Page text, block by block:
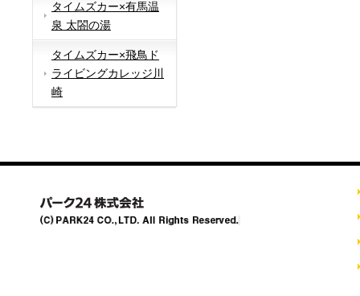
タイムズカー×有馬温
泉 太閤の湯
タイムズカー×飛鳥ド
ライビングカレッジ川
崎